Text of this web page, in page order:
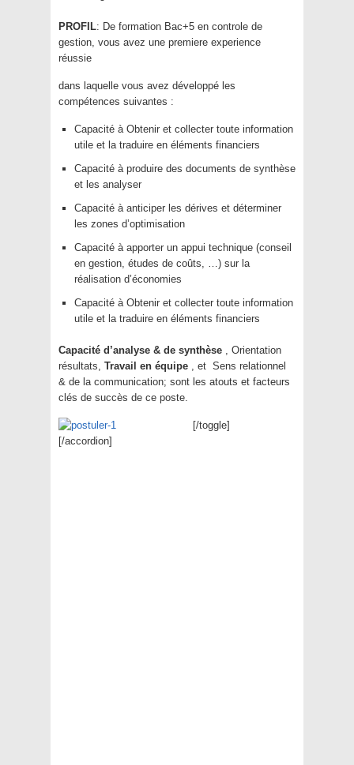
PROFIL: De formation Bac+5 en controle de
gestion, vous avez une premiere experience
réussie
dans laquelle vous avez développé les
compétences suivantes :
Capacité à Obtenir et collecter toute information
utile et la traduire en éléments financiers
Capacité à produire des documents de synthèse
et les analyser
Capacité à anticiper les dérives et déterminer
les zones d’optimisation
Capacité à apporter un appui technique (conseil
en gestion, études de coûts, …) sur la
réalisation d’économies
Capacité à Obtenir et collecter toute information
utile et la traduire en éléments financiers
Capacité d’analyse & de synthèse , Orientation
résultats, Travail en équipe , et Sens relationnel
& de la communication; sont les atouts et facteurs
clés de succès de ce poste.
[/toggle]
[/accordion]